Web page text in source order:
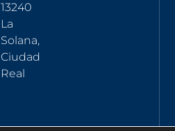
13240
La
Solana,
Ciudad
Real